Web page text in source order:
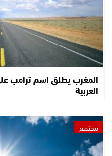
المغرب يطلق اسم ترامب
الغربية
مجتمع